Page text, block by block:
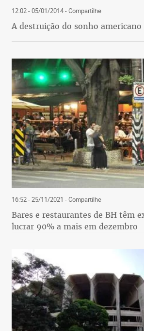
12:02 - 05/01/2014- Compartilhe
A destruição do sonho
16:52 - 25/11/2021 - Compartilhe
Bares e restaurantes de BH têm
lucrar 90% a mais em dezembro